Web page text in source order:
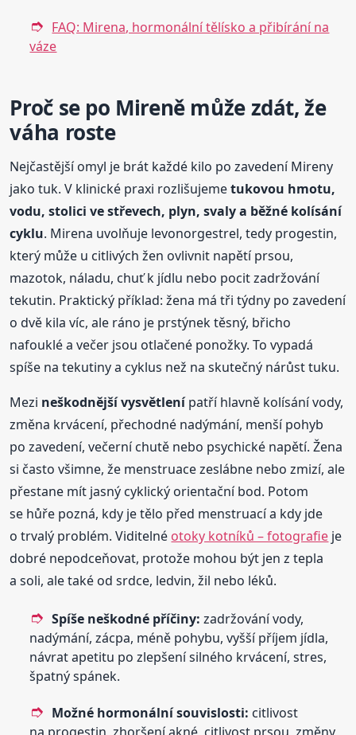
FAQ: Mirena, hormonální tělísko a přibírání na
váze
Proč se po Mireně může zdát, že
váha roste
Nejčastější omyl je brát každé kilo po zavedení Mireny
jako tuk. V klinické praxi rozlišujemetukovou hmotu,
vodu, stolici ve střevech, plyn, svaly a běžné kolísání
cyklu. Mirena uvolňuje levonorgestrel, tedy progestin,
který může u citlivých žen ovlivnit napětí prsou,
mazotok, náladu, chuť k jídlu nebo pocit zadržování
tekutin. Praktický příklad: žena má tři týdny po zavedení
o dvě kila víc, ale ráno je prstýnek těsný, břicho
nafouklé a večer jsou otlačené ponožky. To vypadá
spíše na tekutiny a cyklus než na skutečný nárůst tuku.
Mezi neškodnější vysvětlenípatří hlavně kolísání vody,
změna krvácení, přechodné nadýmání, menší pohyb
po zavedení, večerní chutě nebo psychické napětí. Žena
si často všimne, že menstruace zeslábne nebo zmizí, ale
přestane mít jasný cyklický orientační bod. Potom
se hůře pozná, kdy je tělo před menstruací a kdy jde
o trvalý problém. Viditelné otoky kotníků – fotografie je
dobré nepodceňovat, protože mohou být jen z tepla
a soli, ale také od srdce, ledvin, žil nebo léků.
Spíše neškodné příčiny: zadržování vody,
nadýmání, zácpa, méně pohybu, vyšší příjem jídla,
návrat apetitu po zlepšení silného krvácení, stres,
špatný spánek.
Možné hormonální souvislosti: citlivost